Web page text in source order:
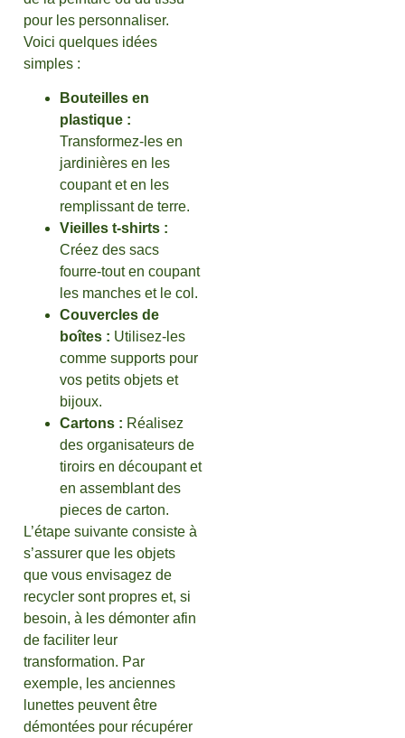
pour les personnaliser.
Voici quelques idées
simples :
Bouteilles en
plastique :
Transformez-les en
jardinières en les
coupant et en les
remplissant de terre.
Vieilles t-shirts :
Créez des sacs
fourre-tout en coupant
les manches et le col.
Couvercles de
boîtes : Utilisez-les
comme supports pour
vos petits objets et
bijoux.
Cartons : Réalisez
des organisateurs de
tiroirs en découpant et
en assemblant des
pieces de carton.
L’étape suivante consiste à
s’assurer que les objets
que vous envisagez de
recycler sont propres et, si
besoin, à les démonter afin
de faciliter leur
transformation. Par
exemple, les anciennes
lunettes peuvent être
démontées pour récupérer